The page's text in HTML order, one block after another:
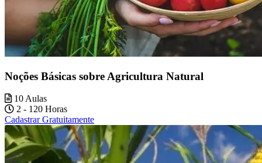
Noções Básicas sobre Agricultura Natural
10 Aulas
2 - 120 Horas
Cadastrar Gratuitamente